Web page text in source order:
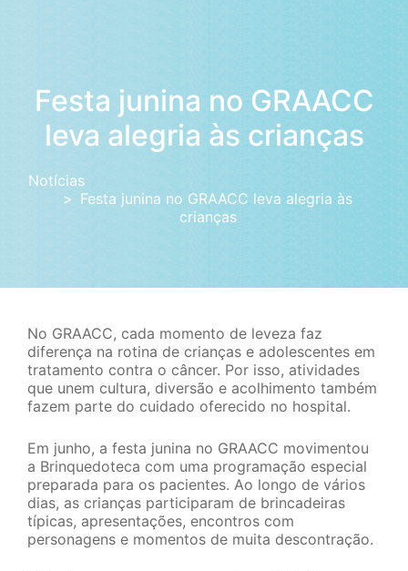
Festa junina no GRAACC
leva alegria às crianças
Notícias
Festa junina no GRAACC leva alegria às
crianças
No GRAACC, cada momento de leveza faz
diferença na rotina de crianças e adolescentes em
tratamento contra o câncer. Por isso, atividades
que unem cultura, diversão e acolhimento também
fazem parte do cuidado oferecido no hospital.
Em junho, a festa junina no GRAACC movimentou
a Brinquedoteca com uma programação especial
preparada para os pacientes. Ao longo de vários
dias, as crianças participaram de brincadeiras
típicas, apresentações, encontros com
personagens e momentos de muita descontração.